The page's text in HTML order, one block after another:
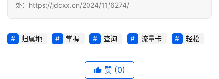
推
荐
号
处：https://jdcxx.cn/2024/11/6274/
归属地 掌握 查询 流量卡 轻松
赞 (0)